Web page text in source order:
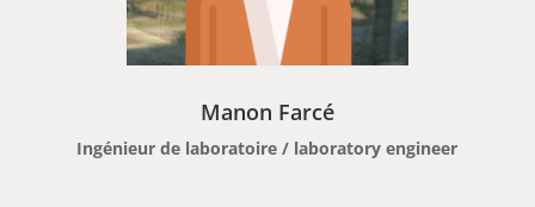
Manon Farcé
Ingénieur de laboratoire / laboratory engineer